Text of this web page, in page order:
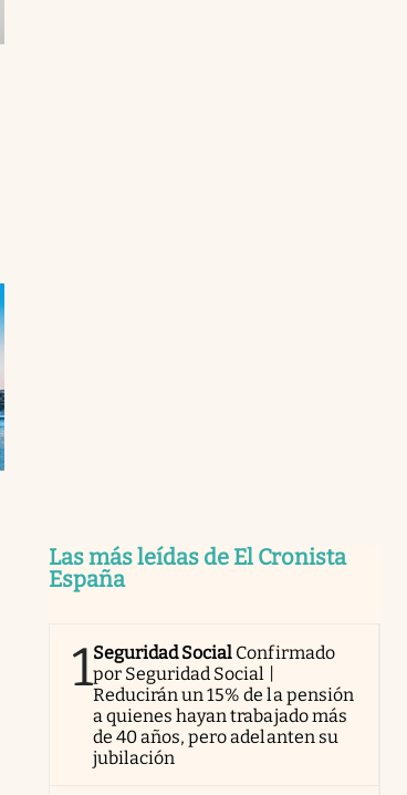
Las más leídas de El Cronista
España
1Seguridad Social Confirmado
por Seguridad Social |
Reducirán un 15% de la pensión
a quienes hayan trabajado más
de 40 años, pero adelanten su
jubilación